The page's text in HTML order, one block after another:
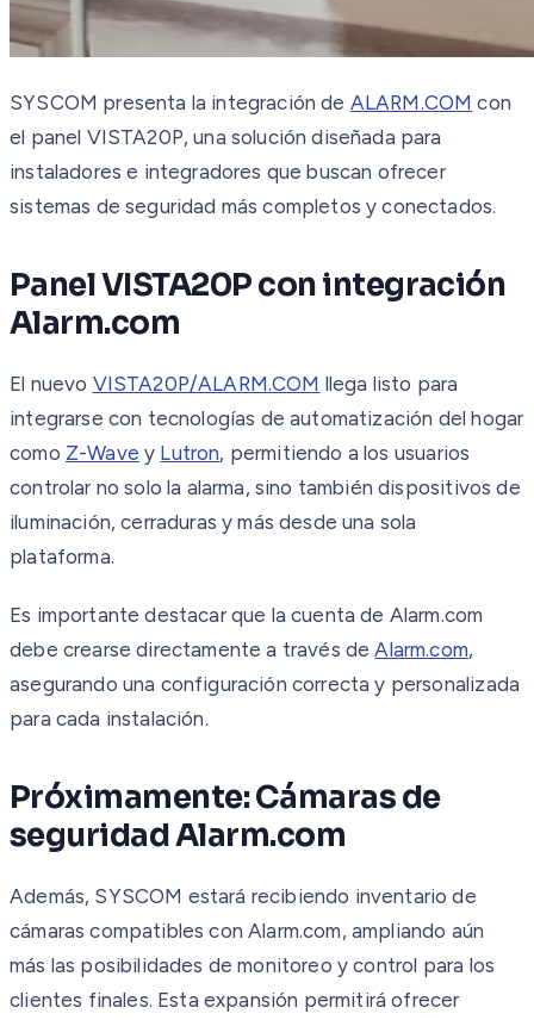
SYSCOM presenta la integración de ALARM.COM con
el panel VISTA20P, una solución diseñada para
instaladores e integradores que buscan ofrecer
sistemas de seguridad más completos y conectados.
Panel VISTA20P con integración
Alarm.com
El nuevo VISTA20P/ALARM.COM llega listo para
integrarse con tecnologías de automatización del hogar
como Z-Wave y Lutron, permitiendo a los usuarios
controlar no solo la alarma, sino también dispositivos de
iluminación, cerraduras y más desde una sola
plataforma.
Es importante destacar que la cuenta de Alarm.com
debe crearse directamente a través deAlarm.com,
asegurando una configuración correcta y personalizada
para cada instalación.
Próximamente: Cámaras de
seguridad Alarm.com
Además, SYSCOM estará recibiendo inventario de
cámaras compatibles con Alarm.com, ampliando aún
más las posibilidades de monitoreo y control para los
clientes finales. Esta expansión permitirá ofrecer